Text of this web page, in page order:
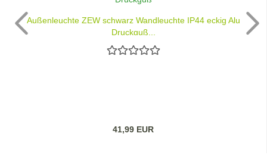
Außenleuchte ZEW schwarz Wandleuchte IP44 eckig Alu
Druckguß...
41,99 EUR